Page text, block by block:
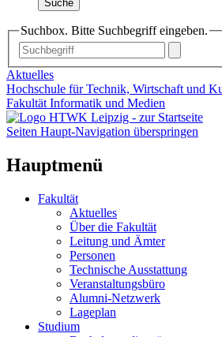
Suche
Suchbox. Bitte Suchbegriff eingeben.
Aktuelles
Hochschule für Technik, Wirtschaft und
Fakultät Informatik und Medien
Seiten Haupt-Navigation überspringen
Hauptmenü
Fakultät
Aktuelles
Über die Fakultät
Leitung und Ämter
Personen
Technische Ausstattung
Veranstaltungsbüro
Alumni-Netzwerk
Lageplan
Studium